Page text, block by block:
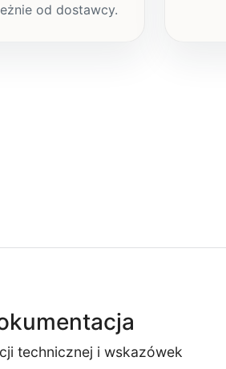
od dostawcy.
technicznej i wskazówek